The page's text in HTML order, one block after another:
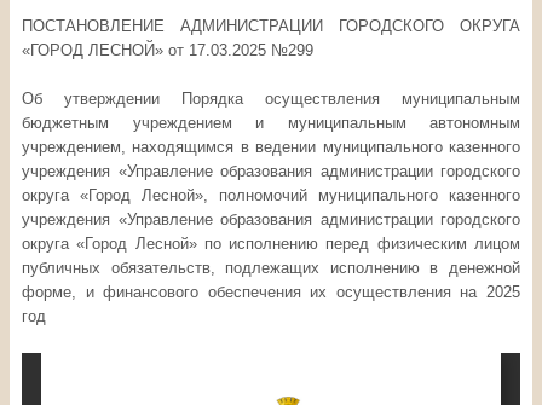
ПОСТАНОВЛЕНИЕ АДМИНИСТРАЦИИ ГОРОДСКОГО ОКРУГА
«ГОРОД ЛЕСНОЙ» от 17.03.2025 №299
Об утверждении Порядка осуществления муниципальным
бюджетным учреждением и муниципальным автономным
учреждением, находящимся в ведении муниципального казенного
учреждения «Управление образования администрации городского
округа «Город Лесной», полномочий муниципального казенного
учреждения «Управление образования администрации городского
округа «Город Лесной» по исполнению перед физическим лицом
публичных обязательств, подлежащих исполнению в денежной
форме, и финансового обеспечения их осуществления на 2025
год